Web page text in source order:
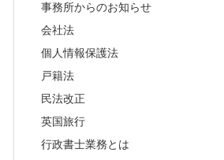
事務所からのお知らせ
会社法
個人情報保護法
戸籍法
民法改正
英国旅行
行政書士業務とは